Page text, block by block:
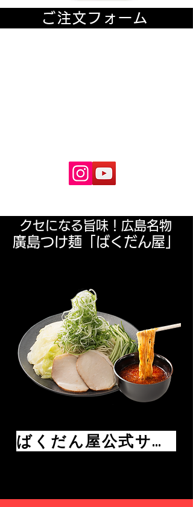
ご注文フォーム
クセになる旨味！広島名物
廣島つけ麺「ばくだん屋」
ばくだん屋公式サイト